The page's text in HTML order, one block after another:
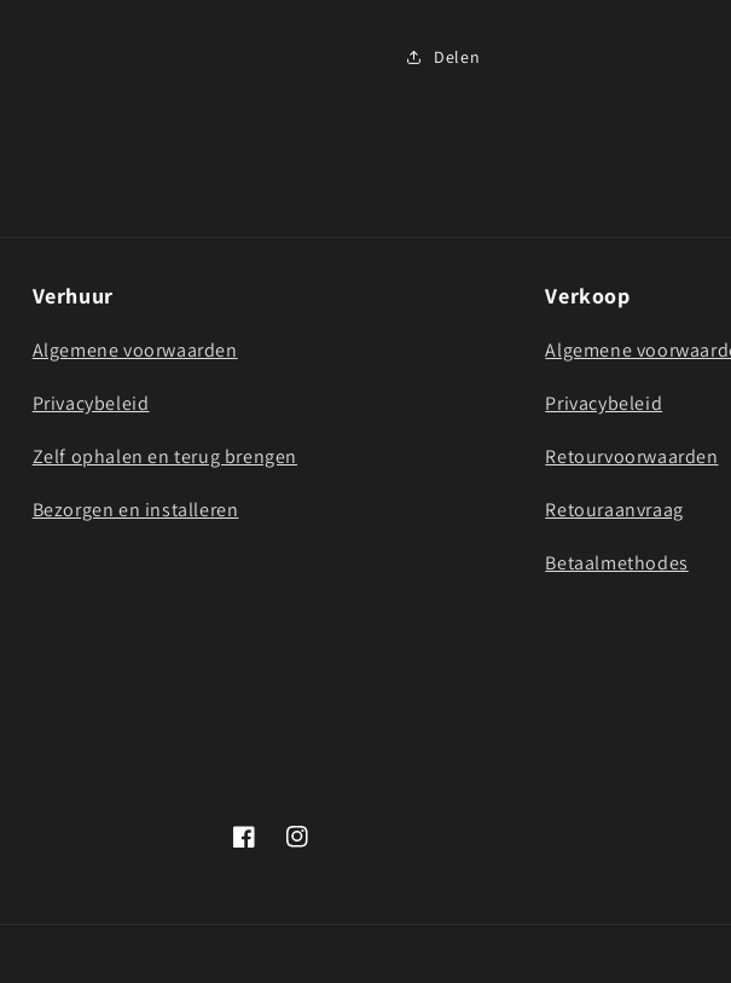
Delen
Verhuur
Algemene voorwaarden
Privacybeleid
Zelf ophalen en terug brengen
Bezorgen en installeren
Verkoop
Algemene
Privacybeleid
Retourvoorwaarden
Retouraanvraag
Betaalmethodes
FacebookInstagram